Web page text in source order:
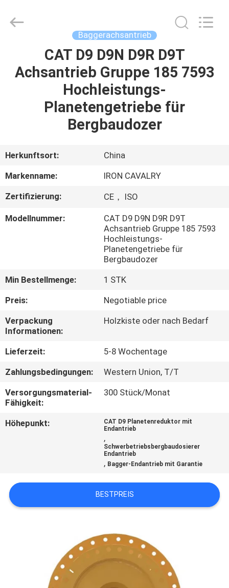
STARTSEITE
PRODUKTE
VR
SHOW
ÜBER
UNS
QUALITÄTSKONTROLLE
KONTAKT
NACHRICHTEN
ALLE
FÄLLE
SITEMAP
BESTIMMUNGEN
Machinery
Baggerachsantrieb
CAT D9 D9N D9R D9T
Achsantrieb Gruppe 185 7593
Hochleistungs-
Planetengetriebe für
Bergbaudozer
Herkunftsort:
China
Markenname:
IRON CAVALRY
Zertifizierung:
CE， ISO
Modellnummer:
CAT D9 D9N D9R D9T
Achsantrieb Gruppe 185 7593
Hochleistungs-
Planetengetriebe für
Bergbaudozer
Min Bestellmenge:
1 STK
Preis:
Negotiable price
Verpackung
Informationen:
Holzkiste oder nach Bedarf
Lieferzeit:
5-8 Wochentage
Zahlungsbedingungen:
Western Union, T/T
Versorgungsmaterial-
Fähigkeit:
300 Stück/Monat
Höhepunkt:
CAT D9 Planetenreduktor mit
Endantrieb
,
Schwerbetriebsbergbaudosierer
Endantrieb
, Bagger-Endantrieb mit Garantie
BESTPREIS